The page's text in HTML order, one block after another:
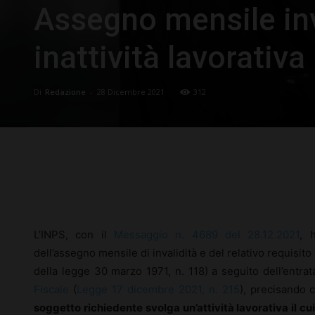
Assegno mensile
inattività lavorativa
Di Redazione 28 Dicembre 2021 312
L’INPS, con il
,
dell’assegno mensile di invalidità e del relativo
della legge 30 marzo 1971, n. 118) a seguito
(
), precisando
soggetto richiedente svolga un’attività lavorativa il